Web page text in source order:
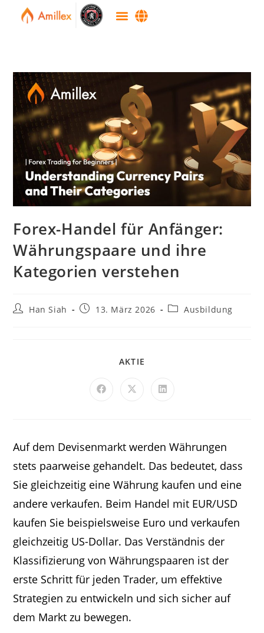
Forex-Handel für Anfänger:
Währungspaare und ihre
Kategorien verstehen
Han Siah 13. März 2026 Ausbildung
AKTIE
Auf dem Devisenmarkt werden Währungen
stets paarweise gehandelt. Das bedeutet, dass
Sie gleichzeitig eine Währung kaufen und eine
andere verkaufen. Beim Handel mit EUR/USD
kaufen Sie beispielsweise Euro und verkaufen
gleichzeitig US-Dollar. Das Verständnis der
Klassifizierung von Währungspaaren ist der
erste Schritt für jeden Trader, um effektive
Strategien zu entwickeln und sich sicher auf
dem Markt zu bewegen.